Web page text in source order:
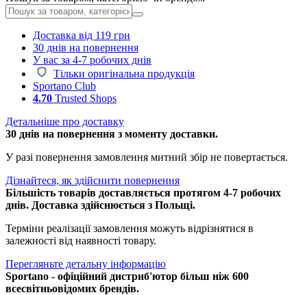
Доставка від 119 грн
30 днів на повернення
У вас за 4-7 робочих днів
Тільки оригінальна продукція
Sportano Club
4.70 Trusted Shops
Детальніше про доставку
30 днів на повернення з моменту доставки.
У разі повернення замовлення митний збір не повертається.
Дізнайтеся, як здійснити повернення
Більшість товарів доставляється протягом 4-7 робочих
днів. Доставка здійснюється з Польщі.
Терміни реалізації замовлення можуть відрізнятися в
залежності від наявності товару.
Перегляньте детальну інформацію
Sportano - офіційний дистриб'ютор більш ніж 600
всесвітньовідомих брендів.